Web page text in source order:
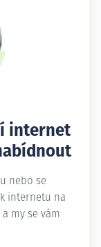
internet
nebo se
internetu na
my se vám